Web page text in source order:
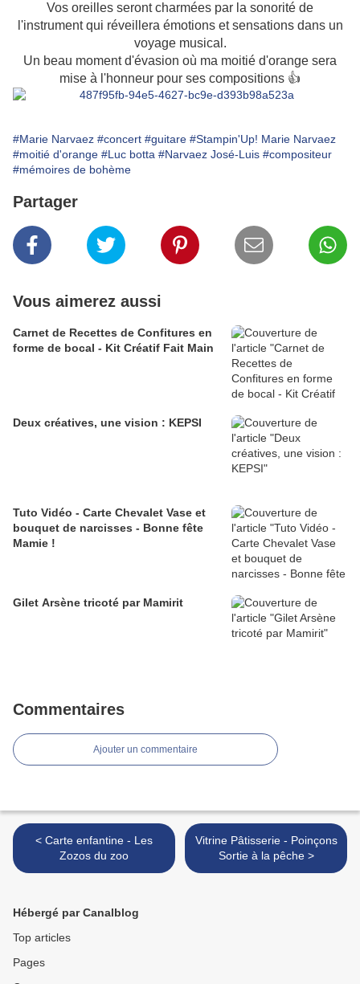
Vos oreilles seront charmées par la sonorité de
l'instrument qui réveillera émotions et sensations dans un
voyage musical.
Un beau moment d'évasion où ma moitié d'orange sera
mise à l'honneur pour ses compositions 👍
#Marie Narvaez #concert #guitare #Stampin'Up! Marie Narvaez
#moitié d'orange #Luc botta #Narvaez José-Luis #compositeur
#mémoires de bohème
Partager
Vous aimerez aussi
Carnet de Recettes de Confitures en
forme de bocal - Kit Créatif Fait Main
Deux créatives, une vision : KEPSI
Tuto Vidéo - Carte Chevalet Vase et
bouquet de narcisses - Bonne fête
Mamie !
Gilet Arsène tricoté par Mamirit
Commentaires
Ajouter un commentaire
< Carte enfantine - Les
Zozos du zoo
Vitrine Pâtisserie - Poinçons
Sortie à la pêche >
Hébergé par Canalblog
Top articles
Pages